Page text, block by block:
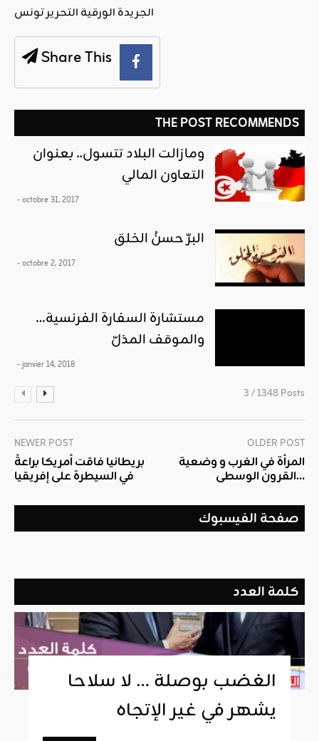
الجريدة الورقية التحرير تونس
Share This
THE POST RECOMMENDS
ومازالت البلاد تتسول.. بعنوان
التعاون المالي
- octobre 31, 2017
البرّ حسنُ الخلق
- octobre 2, 2017
مستشارة السفارة الفرنسية…
والموقف المذلّ
- janvier 14, 2018
3 / 1348 Posts
NEWER POST
بريطانيا فاقت أمريكا براعةً
في السيطرة على إفريقيا
OLDER POST
المرأة في الغرب و وضعية
القرون الوسطى…
صفحة الفيسبوك
كلمة العدد
الغضب بوصلة … لا سلاحا
يشهر في غير الإتجاه